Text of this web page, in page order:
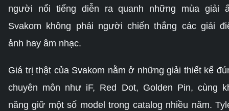
người nổi tiếng diễn ra quanh những mùa giải
Svakom không phải người chiến thắng các giải
ảnh hay âm nhạc.
Giá trị thật của Svakom nằm ở những giải thiết kế
chuyên môn như iF, Red Dot, Golden Pin, cùng
năng giữ một số model trong catalog nhiều năm.